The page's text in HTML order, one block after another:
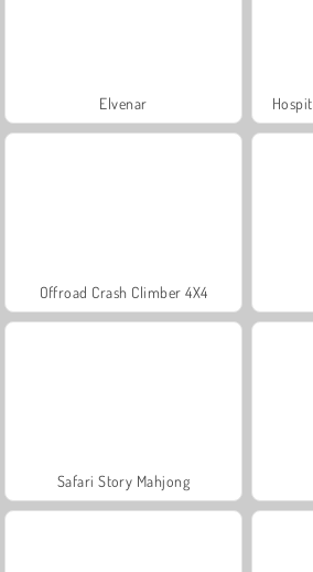
Elvenar
Offroad Crash Climber 4X4
Safari Story Mahjong